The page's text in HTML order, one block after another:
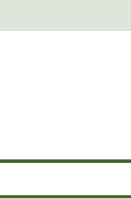
企業法務 特徴